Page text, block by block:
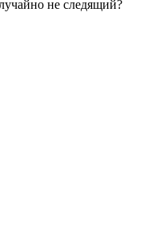
не следящий?